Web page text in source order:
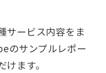
サービス内容をま
のサンプルレポー
ます。